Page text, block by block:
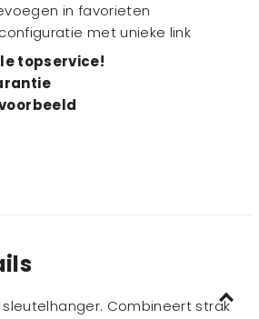
in favorieten
met unieke link
topservice!
Combineert strak